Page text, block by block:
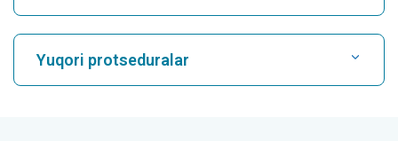
Kardiologni toping
Yuqori protseduralar